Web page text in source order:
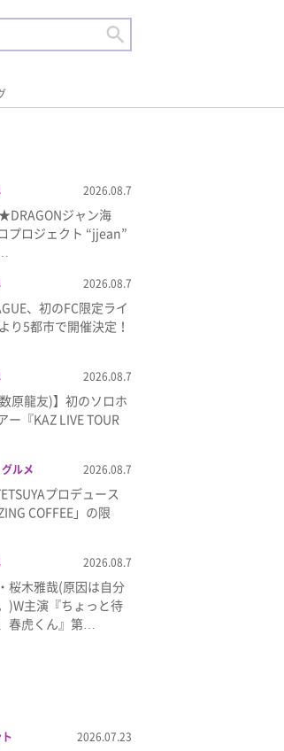
2026.08.7
ジャン海
プロジェクト “jjean”
2026.08.7
、初のFC限定ライ
り5都市で開催決定！
2026.08.7
数原龍友)】初のソロホ
ー『KAZ LIVE TOUR
ルメ 2026.08.7
プロデュース
COFFEE」の限
2026.08.7
桜木雅哉(原因は自分
)W主演『ちょっと待
春虎くん』第…
2026.07.23